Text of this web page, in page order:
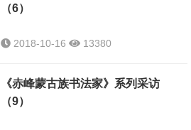
（6）
2018-10-16 13380
《赤峰蒙古族书法家》系列采访
（9）